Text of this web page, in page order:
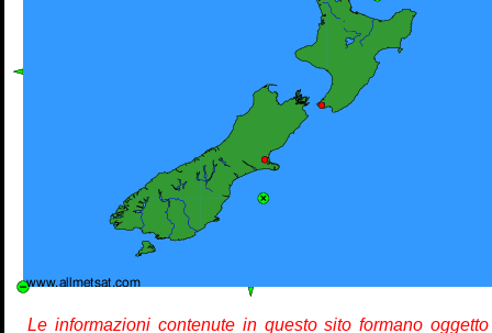
Le informazioni contenute in questo sito formano